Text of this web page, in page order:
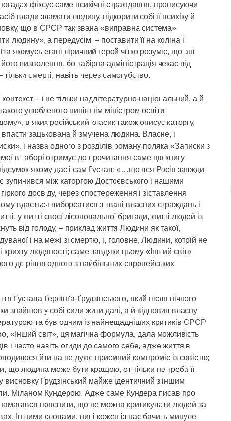
фіксує саме психічні страждання, прописуючи
влади зламати людину, підкорити собі її психіку й
що в СРСР так звана «виправна система»
людину», а передусім, – поставити її на коліна і
якомусь етапі ліричний герой чітко розуміє, що ані
визволення, бо табірна адміністрація чекає від
смерті, навіть через самогубство.
– і не тільки надлітературно-національний, а й
улюбленого нинішнім міністром освіти
в яких російський класик також описує каторгу,
зацькована й змучена людина. Власне, і
і назва одного з розділів роману поляка «Записки з
в таборі отримує до прочитання саме цю книгу
якому дає і сам Ґустав: «…що вся Росія завжди
між каторгою Достоєвського і нашими
досвіду, через спостереження і зіставлення
вдається виборсатися з твані власних страждань і
у житті своєї лісоповальної бригади, житті людей із
від голоду, – приклад життя Людини як такої,
і на межі зі смертю, і, головне, Людини, котрій не
людяності; саме завдяки цьому «Інший світ»
до рівня одного з найбільших європейських
Ґустава Ґерлінґа-Ґрудзінського, який після нічного
знайшов у собі сили жити далі, а й відновив власну
та був одним із найнещадніших критиків СРСР
«Інший світ», ця магічна формула, дала можливість
і часто навіть огиди до самого себе, адже життя в
йти на не дуже приємний компроміс із совістю;
що людина може бути кращою, от тільки не треба її
Ґрудзінський майже ідентичний з іншим
Міланом Кундерою. Адже саме Кундера писав про
пояснити, що не можна критикувати людей за
Іншими словами, нині кожен із нас бачить минуле